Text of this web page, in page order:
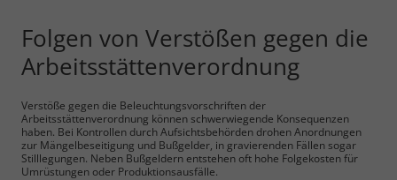
Folgen von Verstößen gegen die
Arbeitsstättenverordnung
Verstöße gegen die Beleuchtungsvorschriften der
Arbeitsstättenverordnung können schwerwiegende Konsequenzen
haben. Bei Kontrollen durch Aufsichtsbehörden drohen Anordnungen
zur Mängelbeseitigung und Bußgelder, in gravierenden Fällen sogar
Stilllegungen. Neben Bußgeldern entstehen oft hohe Folgekosten für
Umrüstungen oder Produktionsausfälle.